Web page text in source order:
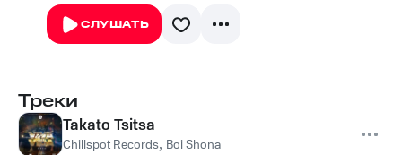
СЛУШАТЬ
Треки
Takato Tsitsa
Chillspot Records, Boi Shona